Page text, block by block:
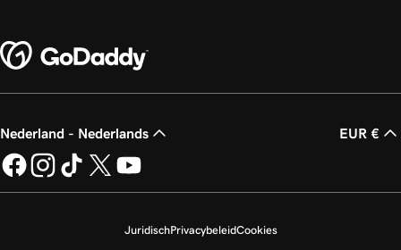
Nederland - Nederlands EUR €
JuridischPrivacybeleidCookies